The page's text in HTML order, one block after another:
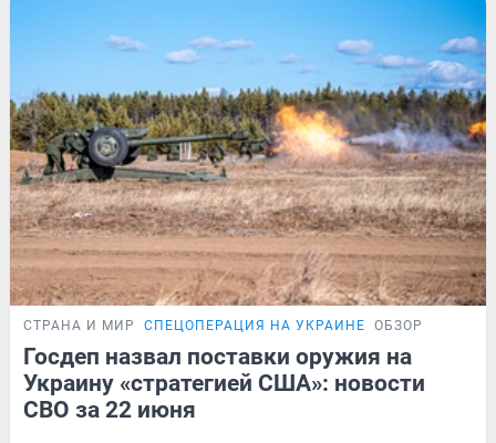
СТРАНА И МИР СПЕЦОПЕРАЦИЯ НА УКРАИНЕ ОБЗОР
Госдеп назвал поставки оружия на
Украину «стратегией США»: новости
СВО за 22 июня